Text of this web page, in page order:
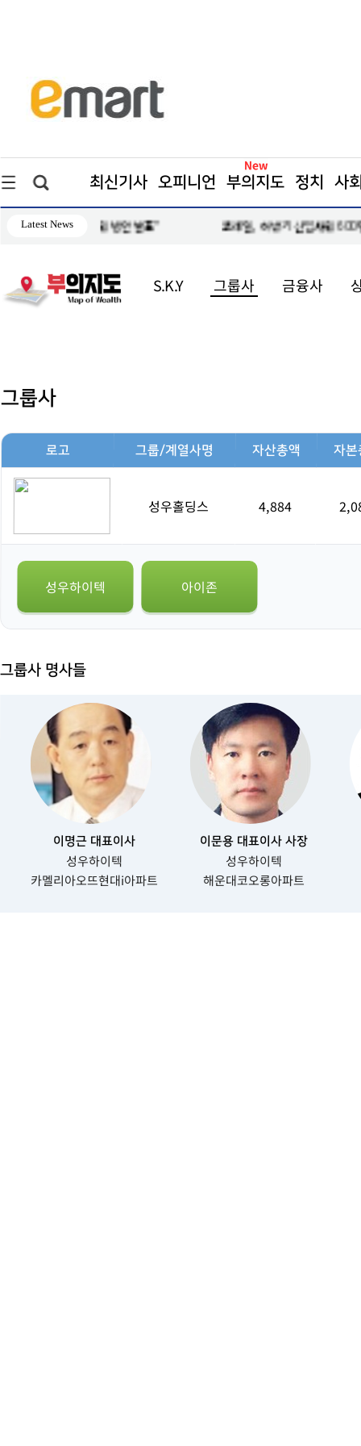
최신기사 오피니언 부의지도 정치 사
Latest News
발표" 코레일, 하반기 신입사원 600명 모집… 21일까지 접수
S.K.Y 그룹사 금융사
그룹사
로고 그룹/계열사명 자산총액 자본
성우홀딩스 4,884
성우하이텍 아이존
그룹사 명사들
이명근 대표이사
성우하이텍
카멜리아오뜨현대i아파트
이문용 대표이사 사장
성우하이텍
해운대코오롱아파트